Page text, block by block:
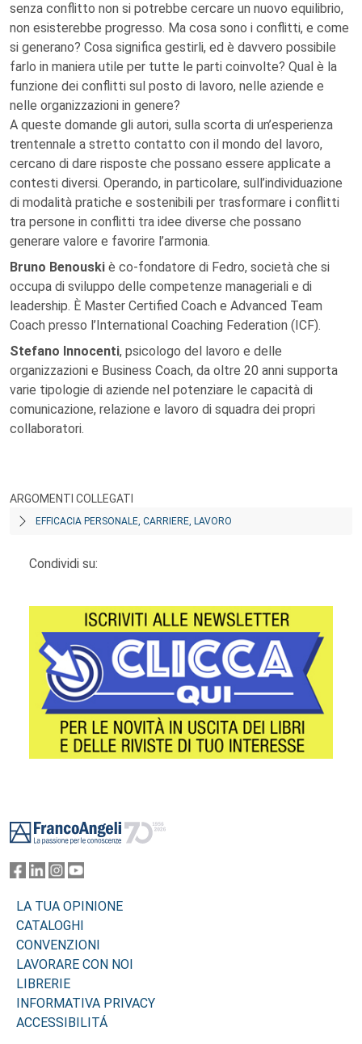
senza conflitto non si potrebbe cercare un nuovo equilibrio,
non esisterebbe progresso. Ma cosa sono i conflitti, e come
si generano? Cosa significa gestirli, ed è davvero possibile
farlo in maniera utile per tutte le parti coinvolte? Qual è la
funzione dei conflitti sul posto di lavoro, nelle aziende e
nelle organizzazioni in genere?
A queste domande gli autori, sulla scorta di un’esperienza
trentennale a stretto contatto con il mondo del lavoro,
cercano di dare risposte che possano essere applicate a
contesti diversi. Operando, in particolare, sull’individuazione
di modalità pratiche e sostenibili per trasformare i conflitti
tra persone in conflitti tra idee diverse che possano
generare valore e favorire l’armonia.
Bruno Benouski è co-fondatore di Fedro, società che si
occupa di sviluppo delle competenze manageriali e di
leadership. È Master Certified Coach e Advanced Team
Coach presso l’International Coaching Federation (ICF).
Stefano Innocenti, psicologo del lavoro e delle
organizzazioni e Business Coach, da oltre 20 anni supporta
varie tipologie di aziende nel potenziare le capacità di
comunicazione, relazione e lavoro di squadra dei propri
collaboratori.
ARGOMENTI COLLEGATI
EFFICACIA PERSONALE, CARRIERE, LAVORO
Condividi su:
LA TUA OPINIONE
CATALOGHI
CONVENZIONI
LAVORARE CON NOI
LIBRERIE
INFORMATIVA PRIVACY
ACCESSIBILITÁ